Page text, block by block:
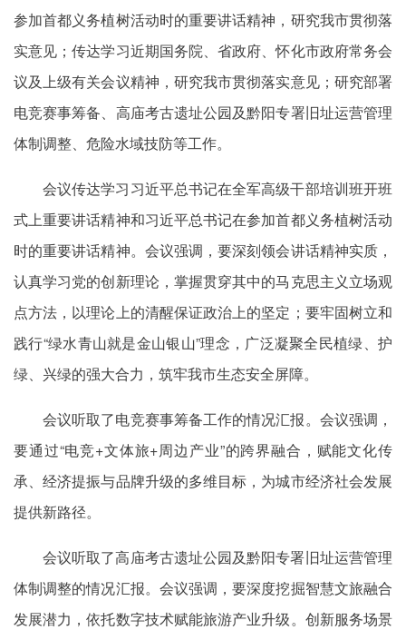
参加首都义务植树活动时的重要讲话精神，研究我市贯彻落
实意见；传达学习近期国务院、省政府、怀化市政府常务会
议及上级有关会议精神，研究我市贯彻落实意见；研究部署
电竞赛事筹备、高庙考古遗址公园及黔阳专署旧址运营管理
体制调整、危险水域技防等工作。
会议传达学习习近平总书记在全军高级干部培训班开班
式上重要讲话精神和习近平总书记在参加首都义务植树活动
时的重要讲话精神。会议强调，要深刻领会讲话精神实质，
认真学习党的创新理论，掌握贯穿其中的马克思主义立场观
点方法，以理论上的清醒保证政治上的坚定；要牢固树立和
践行“绿水青山就是金山银山”理念，广泛凝聚全民植绿、护
绿、兴绿的强大合力，筑牢我市生态安全屏障。
会议听取了电竞赛事筹备工作的情况汇报。会议强调，
要通过“电竞+文体旅+周边产业”的跨界融合，赋能文化传
承、经济提振与品牌升级的多维目标，为城市经济社会发展
提供新路径。
会议听取了高庙考古遗址公园及黔阳专署旧址运营管理
体制调整的情况汇报。会议强调，要深度挖掘智慧文旅融合
发展潜力，依托数字技术赋能旅游产业升级。创新服务场景